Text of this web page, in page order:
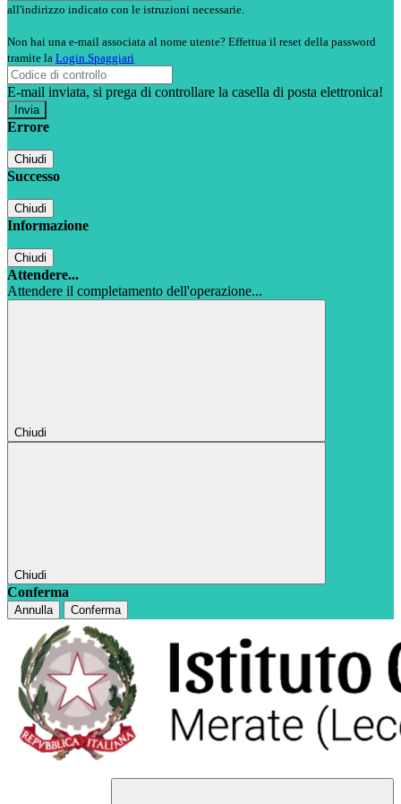
all'indirizzo indicato con le istruzioni necessarie.
Non hai una e-mail associata al nome utente? Effettua il reset della password
tramite la Login Spaggiari
E-mail inviata, si prega di controllare la casella di posta elettronica!
Errore
Chiudi
Successo
Chiudi
Informazione
Chiudi
Attendere...
Attendere il completamento dell'operazione...
Chiudi
Chiudi
Conferma
Annulla Conferma